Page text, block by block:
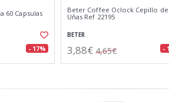
60 Capsulas
- 17%
Beter Coffee Oclock Cepillo de
Uñas Ref 22195
BETER
3,88€ 4,65€ -